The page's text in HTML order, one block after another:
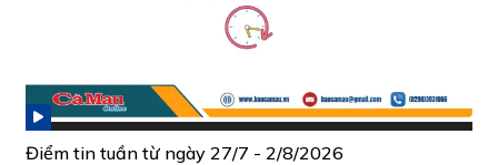
Điểm tin tuần từ ngày 27/7 - 2/8/2026